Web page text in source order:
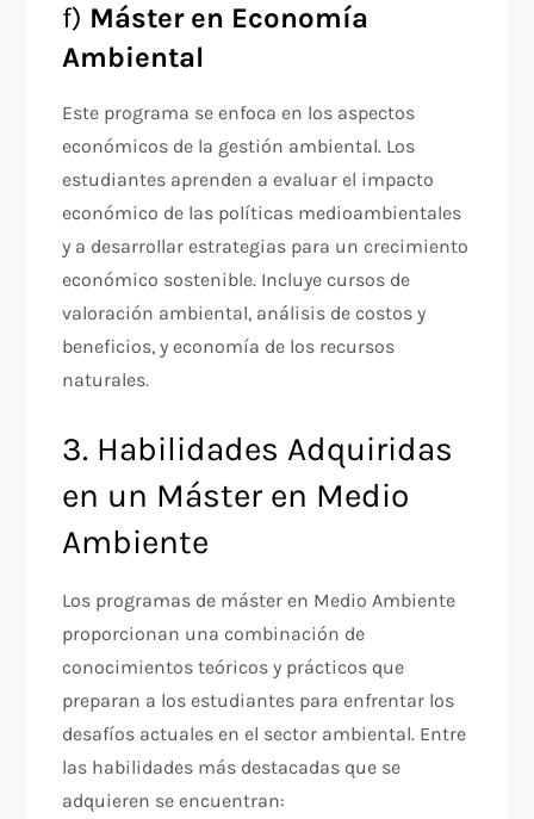
f) Máster en Economía
Ambiental
Este programa se enfoca en los aspectos
económicos de la gestión ambiental. Los
estudiantes aprenden a evaluar el impacto
económico de las políticas medioambientales
y a desarrollar estrategias para un crecimiento
económico sostenible. Incluye cursos de
valoración ambiental, análisis de costos y
beneficios, y economía de los recursos
naturales.
3. Habilidades Adquiridas
en un Máster en Medio
Ambiente
Los programas de máster en Medio Ambiente
proporcionan una combinación de
conocimientos teóricos y prácticos que
preparan a los estudiantes para enfrentar los
desafíos actuales en el sector ambiental. Entre
las habilidades más destacadas que se
adquieren se encuentran: